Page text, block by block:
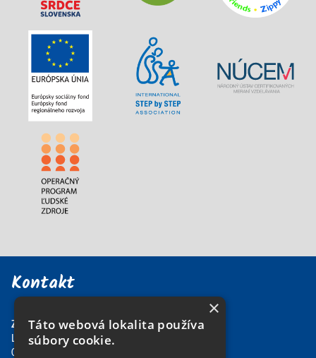
Kontakt
Základná škola
Lipová 13
052 01 Spišská Nová Ves
×
Táto webová lokalita používa
súbory cookie.